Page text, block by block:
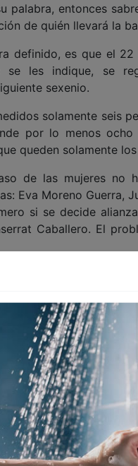
palabra, entonces
de quién llevará la
definido, es que el
les indique, se
sexenio.
solamente seis
por lo menos
queden solamente
de las mujeres no
Eva Moreno Guerra,
si se decide
Caballero. El
a lo que a muchos
barrio, algunos
Pilar Ávila Olmeda,
de nombres para
mucho de los que
hecho llegar los
Burgueño,
Fernando Castro
lo que hablaría de